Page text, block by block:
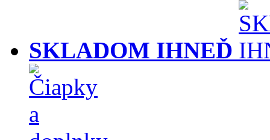
SKLADOM IHNEĎ